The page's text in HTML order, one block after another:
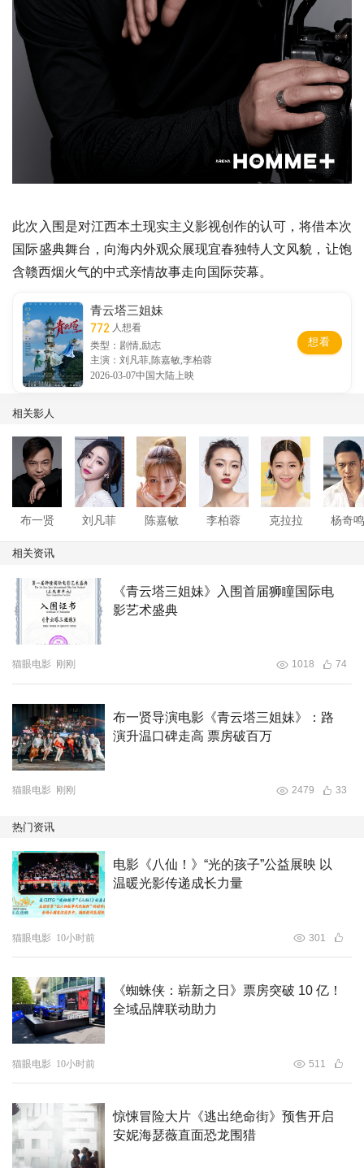
此次入围是对江西本土现实主义影视创作的认可，将借本次
国际盛典舞台，向海内外观众展现宜春独特人文风貌，让饱
含赣西烟火气的中式亲情故事走向国际荧幕。
青云塔三姐妹
772 人想看
类型：剧情,励志
主演：刘凡菲,陈嘉敏,李柏蓉
2026-03-07中国大陆上映
想看
相关影人
布一贤 刘凡菲 陈嘉敏 李柏蓉 克拉拉 杨奇
相关资讯
《青云塔三姐妹》入围首届狮瞳国际电
影艺术盛典
猫眼电影 刚刚 1018 74
布一贤导演电影《青云塔三姐妹》：路
演升温口碑走高 票房破百万
猫眼电影 刚刚 2479 33
热门资讯
电影《八仙！》“光的孩子”公益展映 以
温暖光影传递成长力量
猫眼电影 10小时前 301
《蜘蛛侠：崭新之日》票房突破 10 亿！
全域品牌联动助力
猫眼电影 10小时前 511
惊悚冒险大片《逃出绝命街》预售开启
安妮海瑟薇直面恐龙围猎